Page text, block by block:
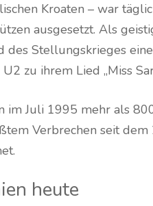
Kroaten – war
ausgesetzt. Als
Stellungskrieges
zu ihrem Lied „Miss
im Juli 1995 mehr als
Verbrechen seit
heute